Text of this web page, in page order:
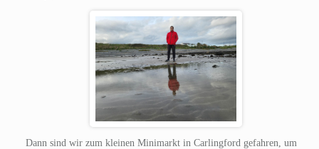
Dann sind wir zum kleinen Minimarkt in Carlingford gefahren, um